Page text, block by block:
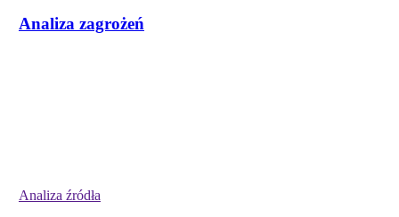
Analiza zagrożeń
Analiza źródła